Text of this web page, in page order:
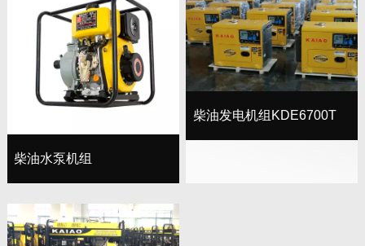
柴油水泵机组
柴油发电机组KDE6700T